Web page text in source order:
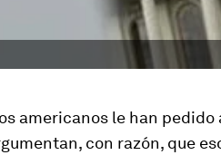
americanos le han pedido
con razón, que